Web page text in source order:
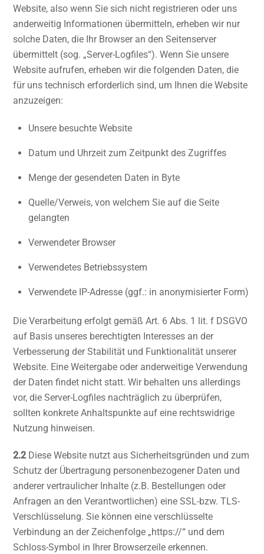
Website, also wenn Sie sich nicht registrieren oder uns
anderweitig Informationen übermitteln, erheben wir nur
solche Daten, die Ihr Browser an den Seitenserver
übermittelt (sog. „Server-Logfiles“). Wenn Sie unsere
Website aufrufen, erheben wir die folgenden Daten, die
für uns technisch erforderlich sind, um Ihnen die Website
anzuzeigen:
Unsere besuchte Website
Datum und Uhrzeit zum Zeitpunkt des Zugriffes
Menge der gesendeten Daten in Byte
Quelle/Verweis, von welchem Sie auf die Seite
gelangten
Verwendeter Browser
Verwendetes Betriebssystem
Verwendete IP-Adresse (ggf.: in anonymisierter Form)
Die Verarbeitung erfolgt gemäß Art. 6 Abs. 1 lit. f DSGVO
auf Basis unseres berechtigten Interesses an der
Verbesserung der Stabilität und Funktionalität unserer
Website. Eine Weitergabe oder anderweitige Verwendung
der Daten findet nicht statt. Wir behalten uns allerdings
vor, die Server-Logfiles nachträglich zu überprüfen,
sollten konkrete Anhaltspunkte auf eine rechtswidrige
Nutzung hinweisen.
2.2 Diese Website nutzt aus Sicherheitsgründen und zum
Schutz der Übertragung personenbezogener Daten und
anderer vertraulicher Inhalte (z.B. Bestellungen oder
Anfragen an den Verantwortlichen) eine SSL-bzw. TLS-
Verschlüsselung. Sie können eine verschlüsselte
Verbindung an der Zeichenfolge „https://“ und dem
Schloss-Symbol in Ihrer Browserzeile erkennen.